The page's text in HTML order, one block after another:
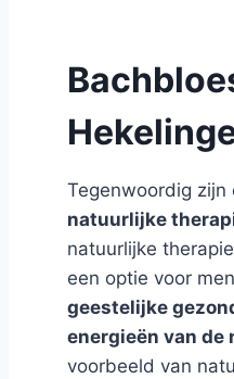
Tegenwoordig zijn
natuurlijke
natuurlijke
een optie voor
geestelijke
energieën van de
voorbeeld van